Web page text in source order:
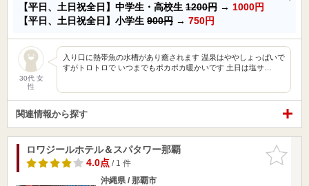
【平日、土日祝全日】中学生・高校生 1200円 → 1000円
【平日、土日祝全日】小学生 900円 → 750円
30代 女
性
入り口に熱帯魚の水槽があり癒されます 温泉はややしょっぱいで
すがトロトロで いつまでもポカポカ暖かいです 土日は塩サ…
関連情報から探す
お気に入
りに追加
ロワジールホテル＆スパタワー那覇
4.0点/ 1 件
沖縄県 / 那覇市